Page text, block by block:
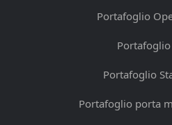
Portafoglio
Portafoglio
Portafoglio
Portafoglio porta